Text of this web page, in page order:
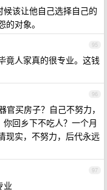
该让他自己选择自己的
对象。
95
竟人家真的很专业。这钱
96
买房子？自己不努力，
你回乡下不吃人？一个月
现实，不努力，后代永远
97
业